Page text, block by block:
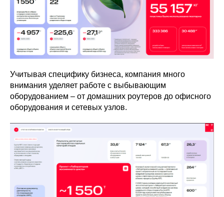
Учитывая специфику бизнеса, компания много
внимания уделяет работе с выбывающим
оборудованием – от домашних роутеров до офисного
оборудования и сетевых узлов.